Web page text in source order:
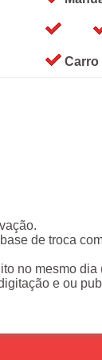
Carro
de troca
no mesmo
e ou